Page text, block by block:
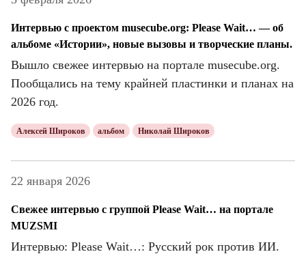
Интервью с проектом musecube.org: Please Wait… — об
альбоме «Истории», новые вызовы и творческие планы.
Вышло свежее интервью на портале musecube.org.
Пообщались на тему крайней пластинки и планах на
2026 год.
Алексей Широков альбом Николай Широков
22 января 2026
Свежее интервью с группой Please Wait… на портале
MUZSMI
Интервью: Please Wait…: Русский рок против ИИ.